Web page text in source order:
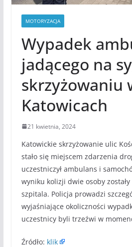
MOTORYZACJA
Wypadek
jadącego na
skrzyżowaniu
Katowicach
21 kwietnia, 2024
Katowickie skrzyżowanie ulic
stało się miejscem zdarzenia
uczestniczył ambulans i
wyniku kolizji dwie osoby
szpitala. Policja prowadzi
wyjaśniające okoliczności
uczestnicy byli trzeźwi w
Źródło: klik